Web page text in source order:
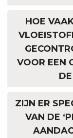
HOE
VOOR EEN
ZIJN ER
VAN DE